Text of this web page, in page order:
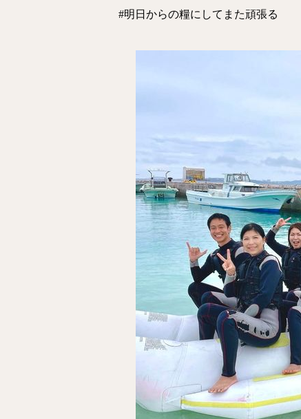
#明日からの糧にしてまた頑張る